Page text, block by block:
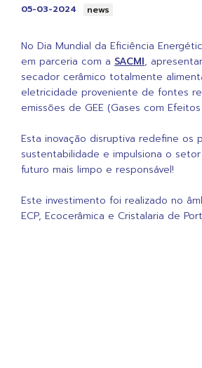
05-03-2024 news
No Dia Mundial da Eficiência
em parceria com a SACMI,
secador cerâmico totalmente
eletricidade proveniente de fontes
emissões de GEE (Gases com
Esta inovação disruptiva redefine os
sustentabilidade e impulsiona o
futuro mais limpo e responsável!
Este investimento foi realizado no
ECP, Ecocerâmica e Cristalaria de